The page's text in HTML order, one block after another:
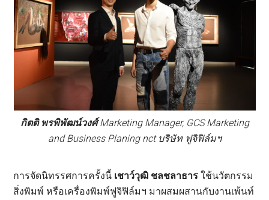
กิตติ พรพิพัฒน์วงศ์Marketing Manager, GCS Marketing
and Business Planing nct บริษัท ฟูจิฟิล์มฯ
การจัดนิทรรศการครั้งนี้ เชาว์วุฒิ ชลชลาธาร ใช้นวัตกรรม
สิ่งพิมพ์ หรือเครื่องพิมพ์ฟูจิฟิล์มฯ มาผสมผสานกับงานเพ้นท์